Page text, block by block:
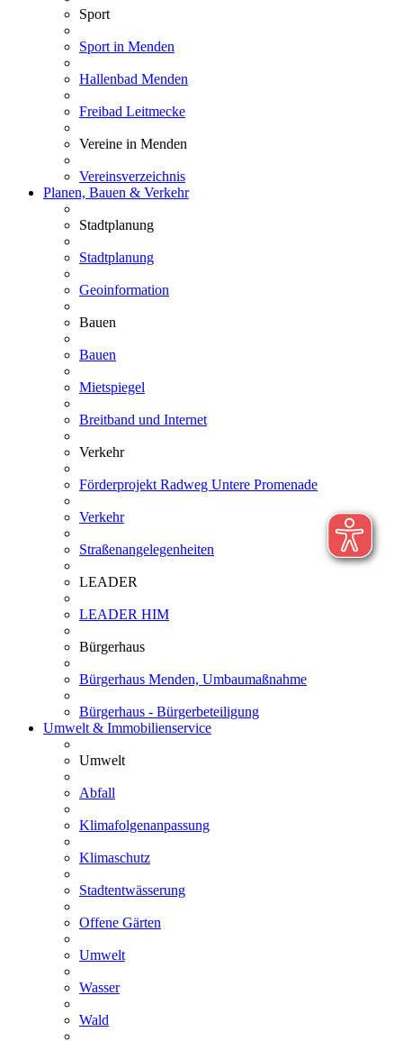
Sport
Sport in Menden
Hallenbad Menden
Freibad Leitmecke
Vereine in Menden
Vereinsverzeichnis
Planen, Bauen & Verkehr
Stadtplanung
Stadtplanung
Geoinformation
Bauen
Bauen
Mietspiegel
Breitband und Internet
Verkehr
Förderprojekt Radweg Untere Promenade
Verkehr
Straßenangelegenheiten
LEADER
LEADER HIM
Bürgerhaus
Bürgerhaus Menden, Umbaumaßnahme
Bürgerhaus - Bürgerbeteiligung
Umwelt & Immobilienservice
Umwelt
Abfall
Klimafolgenanpassung
Klimaschutz
Stadtentwässerung
Offene Gärten
Umwelt
Wasser
Wald